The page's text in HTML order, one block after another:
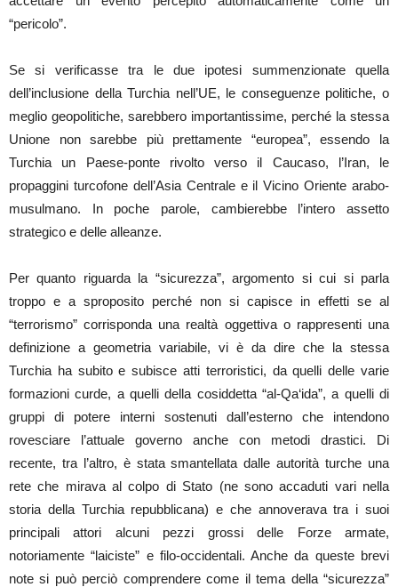
“pericolo”.
Se si verificasse tra le due ipotesi summenzionate quella
dell’inclusione della Turchia nell’UE, le conseguenze politiche, o
meglio geopolitiche, sarebbero importantissime, perché la stessa
Unione non sarebbe più prettamente “europea”, essendo la
Turchia un Paese-ponte rivolto verso il Caucaso, l’Iran, le
propaggini turcofone dell’Asia Centrale e il Vicino Oriente arabo-
musulmano. In poche parole, cambierebbe l’intero assetto
strategico e delle alleanze.
Per quanto riguarda la “sicurezza”, argomento si cui si parla
troppo e a sproposito perché non si capisce in effetti se al
“terrorismo” corrisponda una realtà oggettiva o rappresenti una
definizione a geometria variabile, vi è da dire che la stessa
Turchia ha subito e subisce atti terroristici, da quelli delle varie
formazioni curde, a quelli della cosiddetta “al-Qa‘ida”, a quelli di
gruppi di potere interni sostenuti dall’esterno che intendono
rovesciare l’attuale governo anche con metodi drastici. Di
recente, tra l’altro, è stata smantellata dalle autorità turche una
rete che mirava al colpo di Stato (ne sono accaduti vari nella
storia della Turchia repubblicana) e che annoverava tra i suoi
principali attori alcuni pezzi grossi delle Forze armate,
notoriamente “laiciste” e filo-occidentali. Anche da queste brevi
note si può perciò comprendere come il tema della “sicurezza”